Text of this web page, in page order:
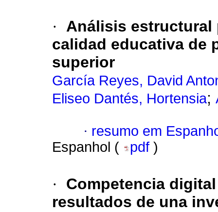
·
Análisis estructural
calidad educativa de
superior
García Reyes, David
Eliseo Dantés, Hortensia;
· resumo em
Espanhol (
pdf )
·
Competencia
resultados de una